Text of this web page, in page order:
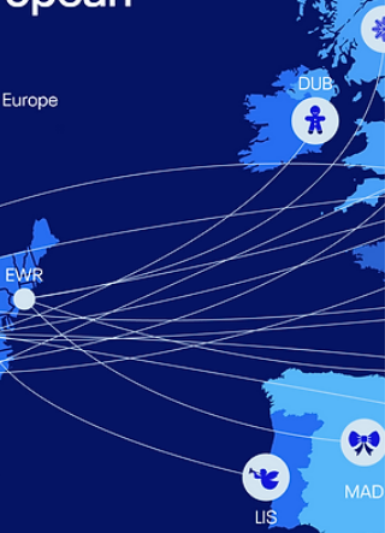
aérienne sur une période de deux ans -
de poursuivre la modernisation de sa
d’introduire de nouvelles variantes
d’appareils, de créer une nouve